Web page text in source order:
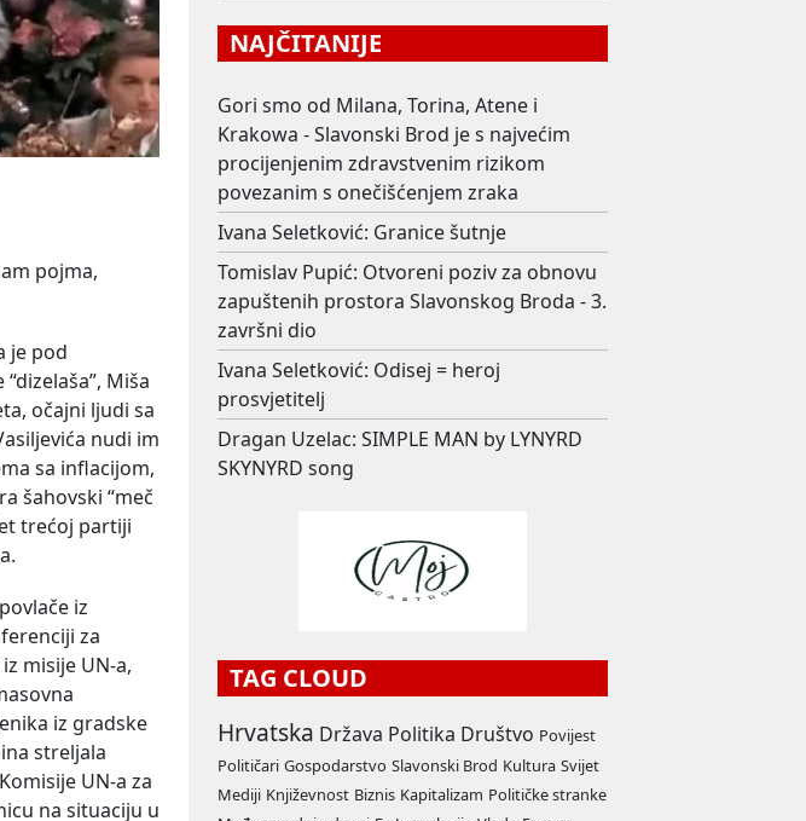
pojma,
je pod
Miša
očajni ljudi sa
nudi im
sa inflacijom,
šahovski “meč
trećoj partiji
iz
za
misije UN-a,
iz gradske
streljala
UN-a za
na situaciju u
NAJČITANIJE
Gori smo od Milana, Torina, Atene i
Krakowa - Slavonski Brod je s najvećim
procijenjenim zdravstvenim rizikom
povezanim s onečišćenjem zraka
Ivana Seletković: Granice šutnje
Tomislav Pupić: Otvoreni poziv za obnovu
zapuštenih prostora Slavonskog Broda - 3.
završni dio
Ivana Seletković: Odisej = heroj
prosvjetitelj
Dragan Uzelac: SIMPLE MAN by LYNYRD
SKYNYRD song
TAG CLOUD
Hrvatska Država Politika Društvo Povijest
Političari Gospodarstvo Slavonski Brod Kultura Svijet
Mediji Književnost Biznis Kapitalizam Političke stranke